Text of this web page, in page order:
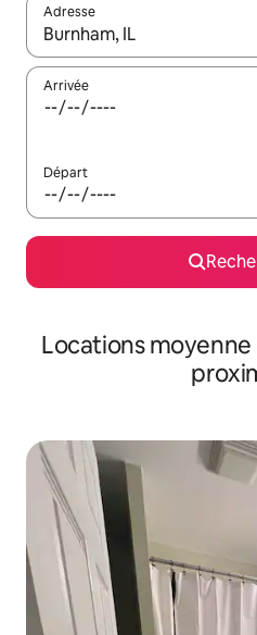
Adresse
Lorsque les résultats
Arrivée
Départ
Locations